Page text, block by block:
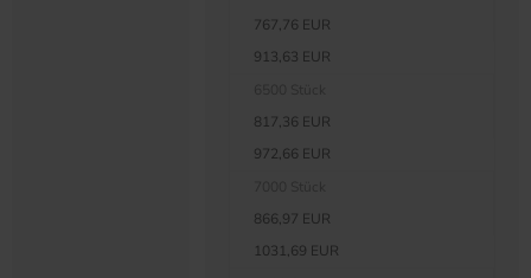
767,76 EUR
913,63 EUR
817,36 EUR
972,66 EUR
866,97 EUR
1031,69 EUR